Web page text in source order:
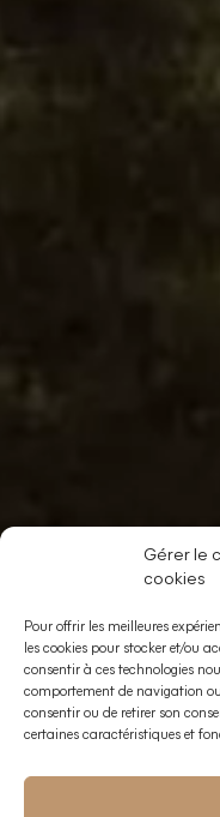
Gérer le
cookies
Pour offrir les meilleures
les cookies pour stocker et/ou
consentir à ces technologies
comportement de navigation
consentir ou de retirer son
certaines caractéristiques et